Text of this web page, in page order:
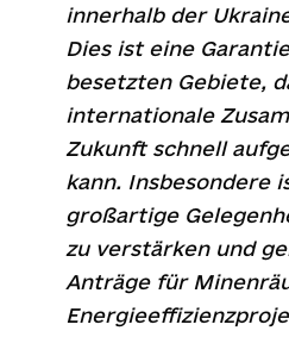
innerhalb der
Dies ist eine
besetzten Gebiete,
internationale
Zukunft schnell
kann. Insbesondere
großartige
zu verstärken und
Anträge für